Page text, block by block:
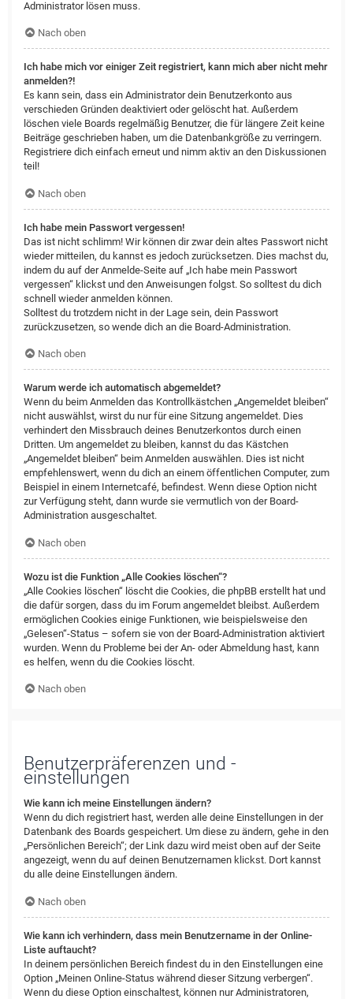
Administrator lösen muss.
Nach oben
Ich habe mich vor einiger Zeit registriert, kann mich aber nicht mehr
anmelden?!
Es kann sein, dass ein Administrator dein Benutzerkonto aus
verschieden Gründen deaktiviert oder gelöscht hat. Außerdem
löschen viele Boards regelmäßig Benutzer, die für längere Zeit keine
Beiträge geschrieben haben, um die Datenbankgröße zu verringern.
Registriere dich einfach erneut und nimm aktiv an den Diskussionen
teil!
Nach oben
Ich habe mein Passwort vergessen!
Das ist nicht schlimm! Wir können dir zwar dein altes Passwort nicht
wieder mitteilen, du kannst es jedoch zurücksetzen. Dies machst du,
indem du auf der Anmelde-Seite auf „Ich habe mein Passwort
vergessen“ klickst und den Anweisungen folgst. So solltest du dich
schnell wieder anmelden können.
Solltest du trotzdem nicht in der Lage sein, dein Passwort
zurückzusetzen, so wende dich an die Board-Administration.
Nach oben
Warum werde ich automatisch abgemeldet?
Wenn du beim Anmelden das Kontrollkästchen „Angemeldet bleiben“
nicht auswählst, wirst du nur für eine Sitzung angemeldet. Dies
verhindert den Missbrauch deines Benutzerkontos durch einen
Dritten. Um angemeldet zu bleiben, kannst du das Kästchen
„Angemeldet bleiben“ beim Anmelden auswählen. Dies ist nicht
empfehlenswert, wenn du dich an einem öffentlichen Computer, zum
Beispiel in einem Internetcafé, befindest. Wenn diese Option nicht
zur Verfügung steht, dann wurde sie vermutlich von der Board-
Administration ausgeschaltet.
Nach oben
Wozu ist die Funktion „Alle Cookies löschen“?
„Alle Cookies löschen“ löscht die Cookies, die phpBB erstellt hat und
die dafür sorgen, dass du im Forum angemeldet bleibst. Außerdem
ermöglichen Cookies einige Funktionen, wie beispielsweise den
„Gelesen“-Status – sofern sie von der Board-Administration aktiviert
wurden. Wenn du Probleme bei der An- oder Abmeldung hast, kann
es helfen, wenn du die Cookies löscht.
Nach oben
Benutzerpräferenzen und -
einstellungen
Wie kann ich meine Einstellungen ändern?
Wenn du dich registriert hast, werden alle deine Einstellungen in der
Datenbank des Boards gespeichert. Um diese zu ändern, gehe in den
„Persönlichen Bereich“; der Link dazu wird meist oben auf der Seite
angezeigt, wenn du auf deinen Benutzernamen klickst. Dort kannst
du alle deine Einstellungen ändern.
Nach oben
Wie kann ich verhindern, dass mein Benutzername in der Online-
Liste auftaucht?
In deinem persönlichen Bereich findest du in den Einstellungen eine
Option „Meinen Online-Status während dieser Sitzung verbergen“.
Wenn du diese Option einschaltest, können nur Administratoren,